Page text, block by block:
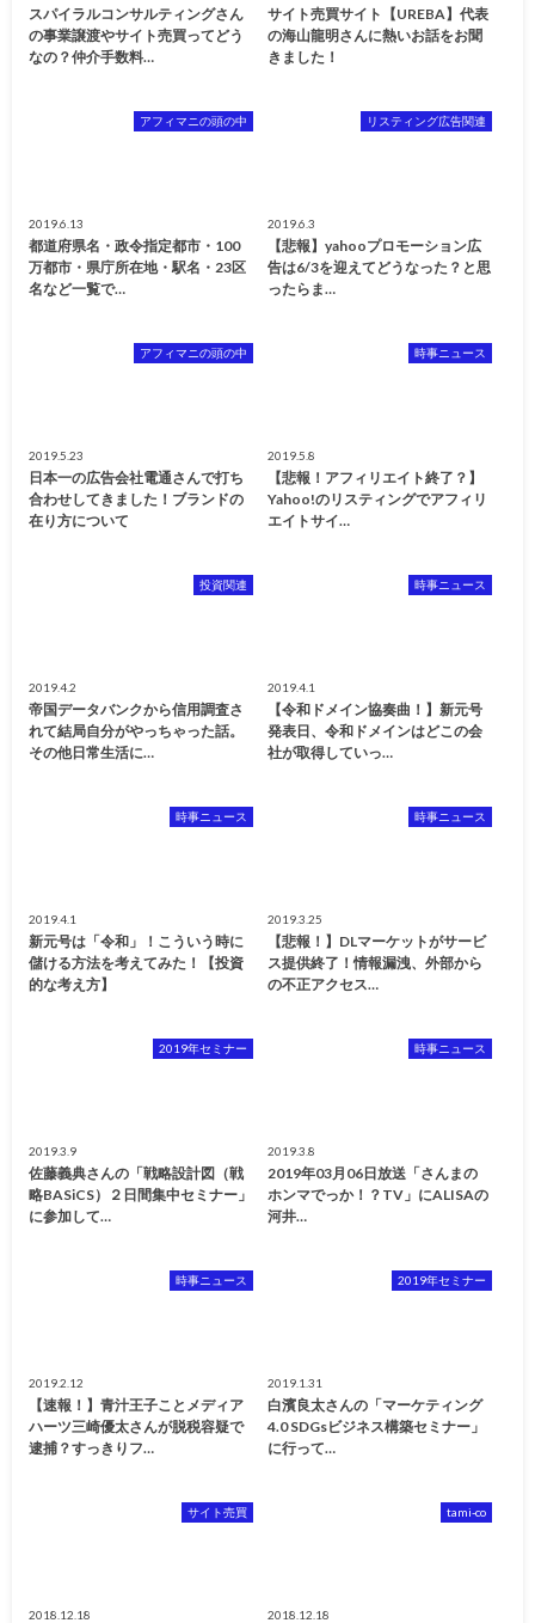
スパイラルコンサルティングさん
の事業譲渡やサイト売買ってどう
なの？仲介手数料…
サイト売買サイト【UREBA】代表
の海山龍明さんに熱いお話をお聞
きました！
アフィマニの頭の中
2019.6.13
都道府県名・政令指定都市・100
万都市・県庁所在地・駅名・23区
名など一覧で…
リスティング広告関連
2019.6.3
【悲報】yahooプロモーション広
告は6/3を迎えてどうなった？と思
ったらま…
アフィマニの頭の中
2019.5.23
日本一の広告会社電通さんで打ち
合わせしてきました！ブランドの
在り方について
時事ニュース
2019.5.8
【悲報！アフィリエイト終了？】
Yahoo!のリスティングでアフィリ
エイトサイ…
投資関連
2019.4.2
帝国データバンクから信用調査さ
れて結局自分がやっちゃった話。
その他日常生活に…
時事ニュース
2019.4.1
【令和ドメイン協奏曲！】新元号
発表日、令和ドメインはどこの会
社が取得していっ…
時事ニュース
2019.4.1
新元号は「令和」！こういう時に
儲ける方法を考えてみた！【投資
的な考え方】
時事ニュース
2019.3.25
【悲報！】DLマーケットがサービ
ス提供終了！情報漏洩、外部から
の不正アクセス…
2019年セミナー
2019.3.9
佐藤義典さんの「戦略設計図（戦
略BASiCS）２日間集中セミナー」
に参加して…
時事ニュース
2019.3.8
2019年03月06日放送「さんまの
ホンマでっか！？TV」にALISAの
河井…
時事ニュース
2019.2.12
【速報！】青汁王子ことメディア
ハーツ三崎優太さんが脱税容疑で
逮捕？すっきりフ…
2019年セミナー
2019.1.31
白濱良太さんの「マーケティング
4.0 SDGsビジネス構築セミナー」
に行って…
サイト売買
2018.12.18
tami-co
2018.12.18